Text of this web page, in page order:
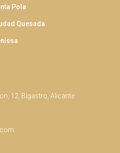
Pola
Quesada
12, Bigastro, Alicante